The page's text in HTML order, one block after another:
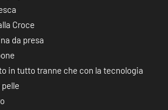
Croce
da presa
in tutto tranne che con la tecnologia